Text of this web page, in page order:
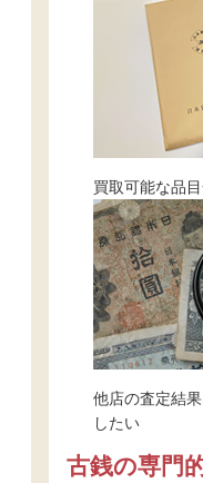
買取可能な品
他店の査定結
したい
古銭の専門